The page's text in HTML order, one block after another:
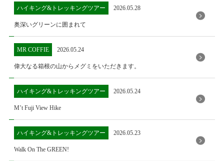
ハイキング&トレッキングツアー 2026.05.28
奥深いグリーンに囲まれて
MR COFFIE 2026.05.24
偉大なる箱根の山からメグミをいただきます。
ハイキング&トレッキングツアー 2026.05.24
M’t Fuji View Hike
ハイキング&トレッキングツアー 2026.05.23
Walk On The GREEN!